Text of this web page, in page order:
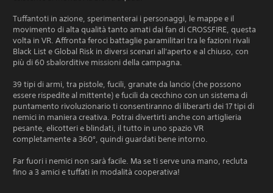
Tuffantoti in azione, sperimenterai i personaggi, le mappe e il
movimento di alta qualità tanto amati dai fan di CROSSFIRE, questa
volta in VR. Affronta feroci battaglie paramilitari tra le fazioni rivali
Black List e Global Risk in diversi scenari all'aperto e al chiuso, con
più di 60 sbalorditive missioni della campagna.
39 tipi di armi, tra pistole, fucili, granate da lancio (che possono
essere rispedite al mittente) e fucili da cecchino con un sistema di
puntamento rivoluzionario ti consentiranno di liberarti dei 17 tipi di
nemici in maniera creativa. Potrai divertirti anche con artiglieria
pesante, elicotteri e blindati, il tutto in uno spazio VR
completamente a 360°, quindi guardati bene intorno.
Far fuori i nemici non sarà facile. Ma se ti serve una mano, recluta
fino a 3 amici e tuffati in modalità cooperativa!